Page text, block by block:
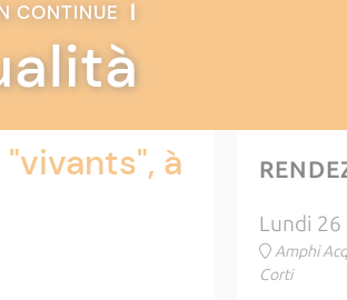
CONTINUE |
à
Lundi 26
Amphi
Corti